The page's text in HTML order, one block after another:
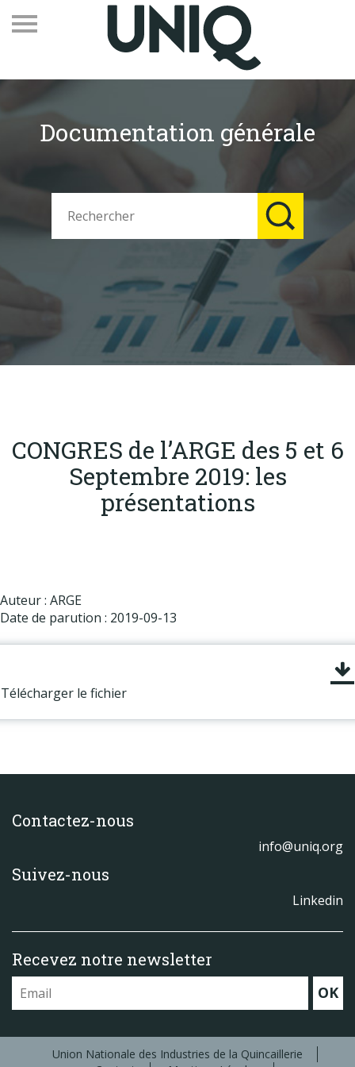
Recevez notre newsletter
Vos contacts
Espace adhérents
EN
Qui sommes-nous
Produits
Publications
Actualités
Documentation générale
CONGRES de l’ARGE des 5 et 6
Septembre 2019: les
présentations
Auteur : ARGE
Date de parution : 2019-09-13
Télécharger le fichier
Contactez-nous
info@uniq.org
Suivez-nous
Linkedin
Recevez notre newsletter
OK
Union Nationale des Industries de la Quincaillerie